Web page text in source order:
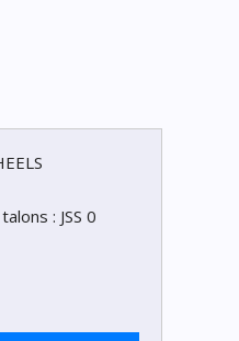
: JSS 0